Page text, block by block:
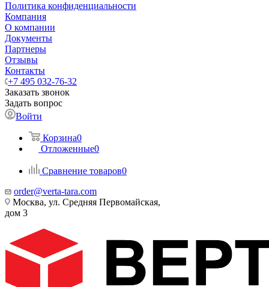
Политика конфиденциальности
Компания
О компании
Документы
Партнеры
Отзывы
Контакты
+7 495 032-76-32
Заказать звонок
Задать вопрос
Войти
Корзина0
Отложенные0
Сравнение товаров0
order@verta-tara.com
Москва, ул. Средняя Первомайская,
дом 3